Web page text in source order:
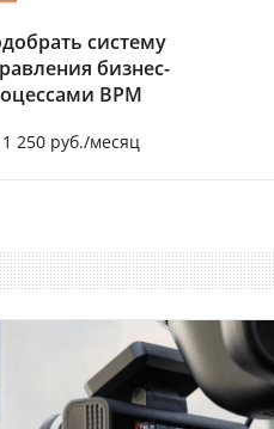
систему
бизнес-
BPM
250 руб./месяц